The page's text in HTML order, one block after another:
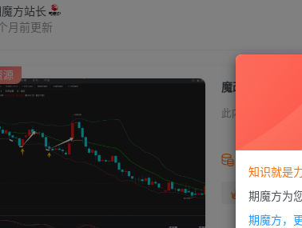
方站长
月前更新
魔改布林带，轻
此内容为付费资
99
黄金会员免
源
知识就是
期魔方为
期魔方，